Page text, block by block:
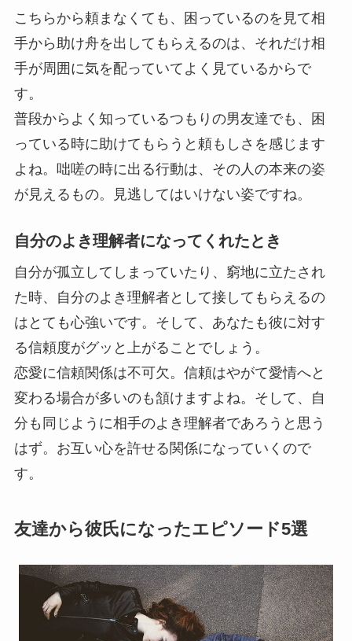
こちらから頼まなくても、困っているのを見て相
手から助け舟を出してもらえるのは、それだけ相
手が周囲に気を配っていてよく見ているからで
す。
普段からよく知っているつもりの男友達でも、困
っている時に助けてもらうと頼もしさを感じます
よね。咄嗟の時に出る行動は、その人の本来の姿
が見えるもの。見逃してはいけない姿ですね。
自分のよき理解者になってくれたとき
自分が孤立してしまっていたり、窮地に立たされ
た時、自分のよき理解者として接してもらえるの
はとても心強いです。そして、あなたも彼に対す
る信頼度がグッと上がることでしょう。
恋愛に信頼関係は不可欠。信頼はやがて愛情へと
変わる場合が多いのも頷けますよね。そして、自
分も同じように相手のよき理解者であろうと思う
はず。お互い心を許せる関係になっていくので
す。
友達から彼氏になったエピソード5選